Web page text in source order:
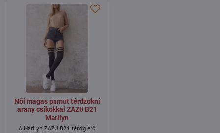
Női magas pamut térdzokni
arany csíkokkal ZAZU B21
Marilyn
A Marilyn ZAZU B21 térdig érő